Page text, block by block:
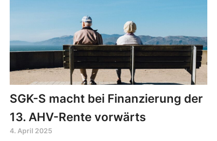
SGK-S macht bei Finanzierung der
13. AHV-Rente vorwärts
4. April 2025